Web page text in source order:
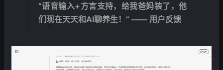
“语音输入+方言支持，给我爸妈装了，他
们现在天天和AI聊养生！” —— 用户反馈